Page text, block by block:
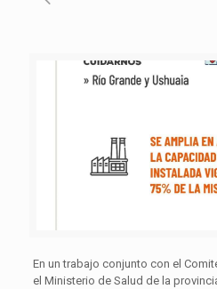
En un trabajo conjunto con el
el Ministerio de Salud de la